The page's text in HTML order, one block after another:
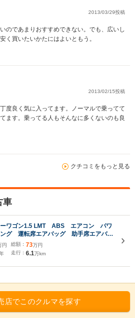
2013/03/29投稿
のであまりおすすめできない。でも、広いし
く買いたいかたにはよいともう。
2013/02/15投稿
度良く気に入ってます。ノーマルで乗ってて
ます。乗ってる人もそんなに多くないのも良
クチコミをもっと見る
車
ーワゴン1.5 LMT ABS エアコン パワ
ング 運転席エアバッグ 助手席エアバッ
円
総額： 73万円
走行： 6.1万km
店でこのクルマを探す